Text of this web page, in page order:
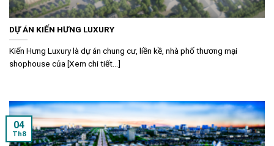
DỰ ÁN KIẾN HƯNG LUXURY
Kiến Hưng Luxury là dự án chung cư, liền kề, nhà phố thương mại
shophouse của [Xem chi tiết...]
04
Th8